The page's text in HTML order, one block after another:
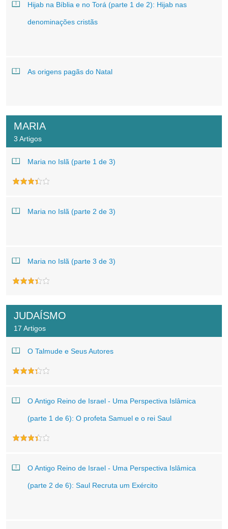
Hijab na Bíblia e no Torá (parte 1 de 2): Hijab nas
denominações cristãs
As origens pagãs do Natal
MARIA
3 Artigos
Maria no Islã (parte 1 de 3)
Maria no Islã (parte 2 de 3)
Maria no Islã (parte 3 de 3)
JUDAÍSMO
17 Artigos
O Talmude e Seus Autores
O Antigo Reino de Israel - Uma Perspectiva Islâmica
(parte 1 de 6): O profeta Samuel e o rei Saul
O Antigo Reino de Israel - Uma Perspectiva Islâmica
(parte 2 de 6): Saul Recruta um Exército